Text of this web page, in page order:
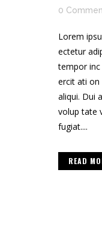
0
Lorem
ectetur
tempor
ercit ati on
aliqui. Dui
volup tate
fugiat....
READ